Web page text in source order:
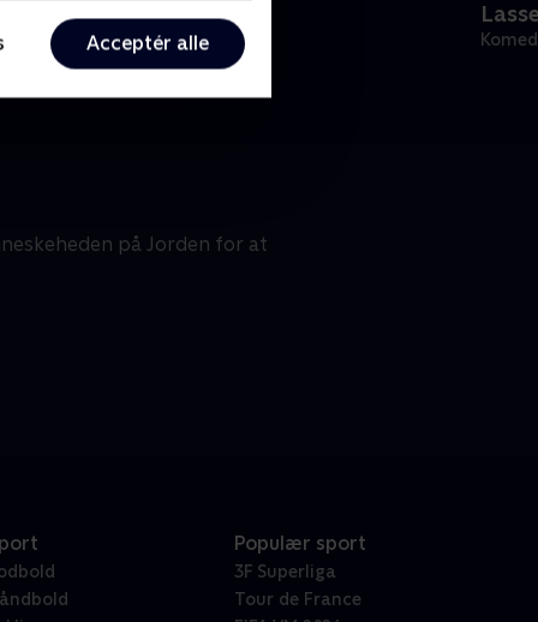
Acceptér alle
Bert (dansk tale)
• 1 sæsoner
på Jorden for at
Populær sport
3F Superliga
Tour de France